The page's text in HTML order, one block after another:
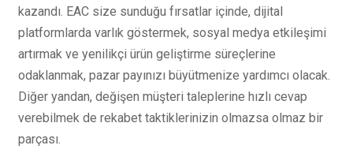
kazandı. EAC size sunduğu fırsatlar içinde, dijital
platformlarda varlık göstermek, sosyal medya etkileşimi
artırmak ve yenilikçi ürün geliştirme süreçlerine
odaklanmak, pazar payınızı büyütmenize yardımcı olacak.
Diğer yandan, değişen müşteri taleplerine hızlı cevap
verebilmek de rekabet taktiklerinizin olmazsa olmaz bir
parçası.